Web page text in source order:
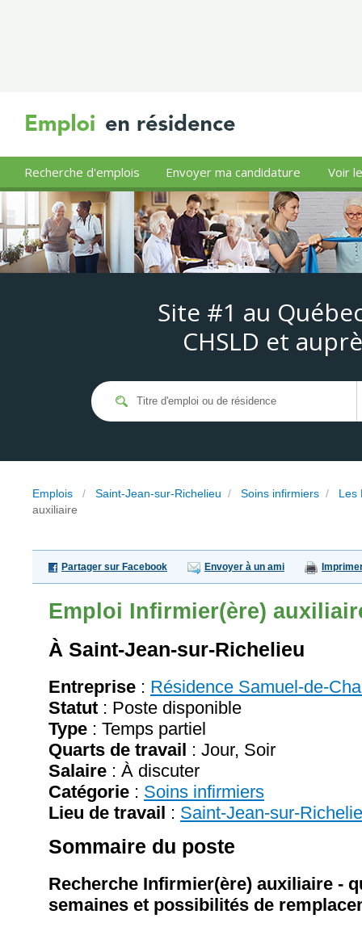
Recherche d'emplois Envoyer ma candidature Voir
Site #1 au
CHSLD et
Emplois / Saint-Jean-sur-Richelieu / Soins infirmiers /
Les
auxiliaire
Partager sur Facebook Envoyer à un ami
Emploi Infirmier(ère)
À Saint-Jean-sur-Richelieu
Entreprise : Résidence Samuel-de-
Statut : Poste disponible
Type : Temps partiel
Quarts de travail : Jour, Soir
Salaire : À discuter
Catégorie : Soins infirmiers
Lieu de travail : Saint-Jean-sur-
Sommaire du poste
Recherche Infirmier(ère) auxiliaire -
semaines et possibilités de